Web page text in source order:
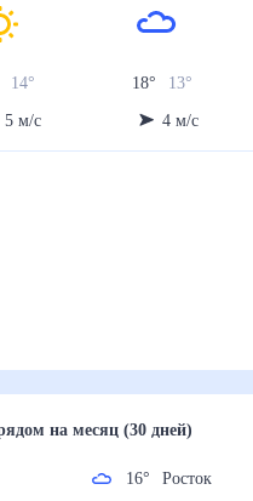
14°
5 м/с
18° 13°
4 м/с
рядомна месяц (30 дней)
16° Росток